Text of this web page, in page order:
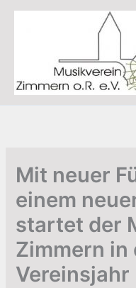
Zum
Mit neuer
einem
startet der
Zimmern in
Vereinsjahr